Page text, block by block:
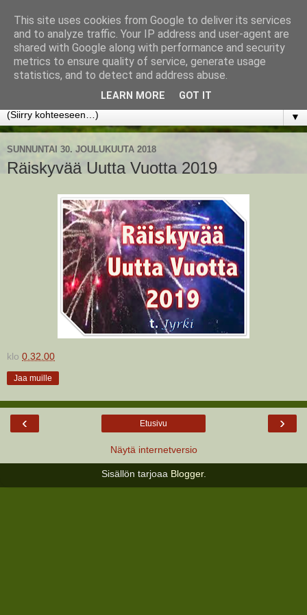
www.jyrkikokko.fi
Uusi Suunta - Jokainen hetki tarjoaa tilaisuuden muuttaa
▼
SUNNUNTAI 30. JOULUKUUTA 2018
Räiskyvää Uutta Vuotta 2019
klo 0.32.00
Jaa muille
‹ ›
Etusivu
Näytä internetversio
Sisällön tarjoaa Blogger.
This site uses cookies from Google to deliver its services
and to analyze traffic. Your IP address and user-agent are
shared with Google along with performance and security
metrics to ensure quality of service, generate usage
statistics, and to detect and address abuse.
LEARN MORE GOT IT